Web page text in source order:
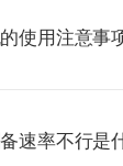
使用注意事
速率不行是